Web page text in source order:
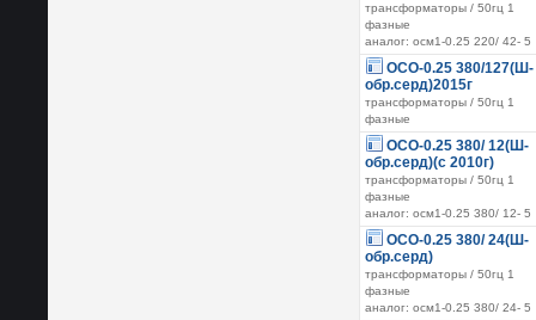
трансформаторы / 50гц 1
фазные
аналог: осм1-0.25 220/ 42- 5
ОСО-0.25 380/127(Ш-
обр.серд)2015г
трансформаторы / 50гц 1
фазные
ОСО-0.25 380/ 12(Ш-
обр.серд)(с 2010г)
трансформаторы / 50гц 1
фазные
аналог: осм1-0.25 380/ 12- 5
ОСО-0.25 380/ 24(Ш-
обр.серд)
трансформаторы / 50гц 1
фазные
аналог: осм1-0.25 380/ 24- 5